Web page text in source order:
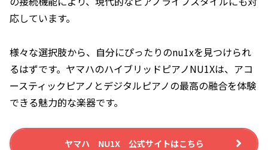
応しています。
様々な選択肢から、自分にぴったりのnu1xを見つけられ
るはずです。ヤマハのハイブリッドピアノNU1Xは、アコ
ースティックピアノとデジタルピアノの最高の融合を体験
できる魅力的な楽器です。
ヤマハ NU1X 公式サイトはこちら